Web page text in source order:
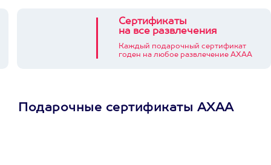
Сертификаты
на все развлечения
Каждый подарочный сертификат
годен на любое развлечение АХАА
Подарочные сертификаты АХАА